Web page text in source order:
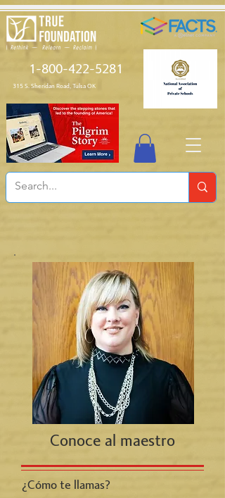
1-800-422-5281
315 S. Sheridan Road, Tulsa OK
Conoce al maestro
¿Cómo te llamas?